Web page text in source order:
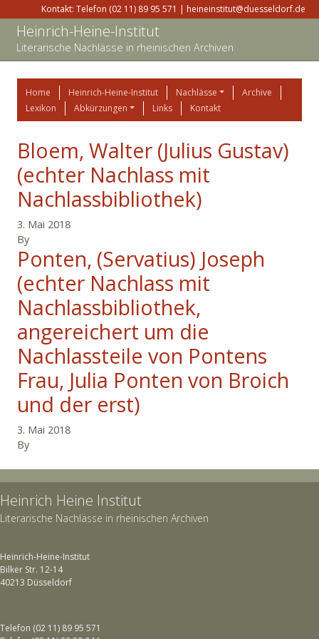
Kontakt: Telefon (02 11) 89 95 571 | heineinstitut@duesseldorf.de
Heinrich-Heine-Institut
Literarische Nachlässe in rheinischen Archiven
Home Heinrich-Heine-Institut Nachlässe
Archive
Lexikon
Abkürzungen Links Kontakt
Bloem, Walter (Julius Gustav)
(echter Nachlass mit
Nachlassbibliothek)
3. Mai 2018
By
Ponten, (Servatius) Joseph
(echter Nachlass mit
Nachlassbibliothek,
angereichert um die
Nachlassteile von Pontens
Frau, Julia Ponten von Broich
und der erst)
3. Mai 2018
By
Heinrich Heine Institut
Literarische Nachlässe in rheinischen Archiven
Heinrich-Heine-Institut
Bilker Str. 12-14
40213 Düsseldorf
Telefon (02 11) 89 95 571